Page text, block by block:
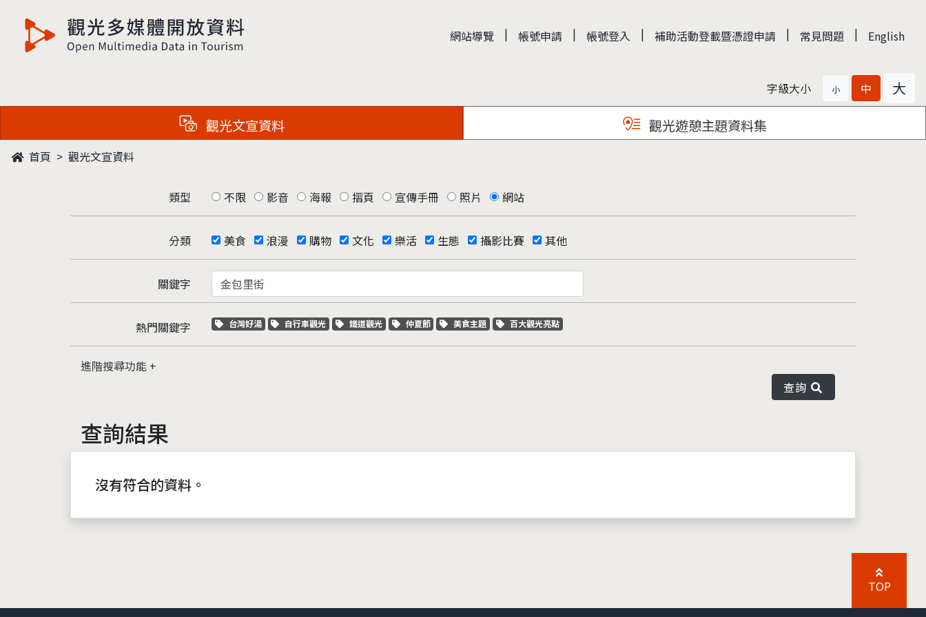
觀光多媒體開放資料 網站導覽 | 帳號申請 | 帳號登入 | 補助活動登載暨憑證申請 | 常見問題 | English
字級大小 小 中 大
觀光文宣資料 觀光遊憩主題資料集
首頁 觀光文宣資料
類型 不限 影音 海報 摺頁 宣傳手冊 照片 網站
分類 美食 浪漫 購物 文化 樂活 生態 攝影比賽 其他
關鍵字
熱門關鍵字 關鍵字標籤
台灣好湯 關鍵字標籤
自行車觀光 關鍵字標籤
鐵道觀光 關鍵字標籤
仲夏節 關鍵字標籤
美食主題 關鍵字標籤
百大觀光亮點
進階搜尋功能
查詢
查詢結果
沒有符合的資料。
TOP